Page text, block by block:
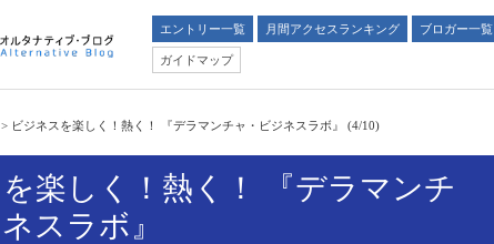
エントリー一覧 月間アクセスランキング ブロガー一覧
ガイドマップ
> ビジネスを楽しく！熱く！ 『デラマンチャ・ビジネスラボ』 (4/10)
楽しく！熱く！ 『デラマンチ
スラボ』